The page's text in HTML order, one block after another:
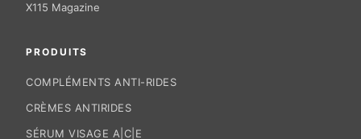
X115 Magazine
PRODUITS
COMPLÉMENTS ANTI-RIDES
CRÈMES ANTIRIDES
SÉRUM VISAGE A|C|E